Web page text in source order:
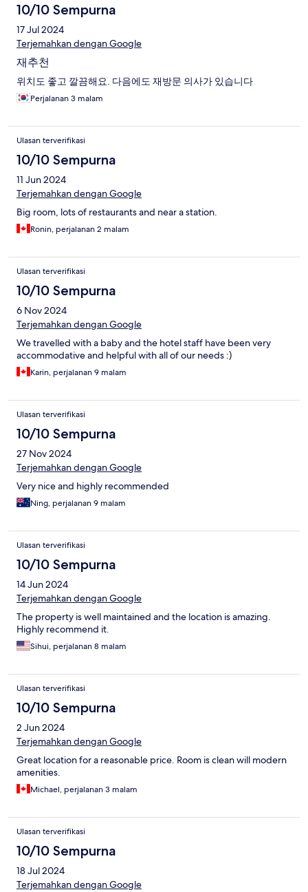
10/10 Sempurna
17 Jul 2024
Terjemahkan dengan Google
재추천
위치도 좋고 깔끔해요. 다음에도 재방문 의사가 있습니다
Perjalanan 3 malam
Ulasan terverifikasi
10/10 Sempurna
11 Jun 2024
Terjemahkan dengan Google
Big room, lots of restaurants and near a station.
Ronin, perjalanan 2 malam
Ulasan terverifikasi
10/10 Sempurna
6 Nov 2024
Terjemahkan dengan Google
We travelled with a baby and the hotel staff have been very
accommodative and helpful with all of our needs :)
Karin, perjalanan 9 malam
Ulasan terverifikasi
10/10 Sempurna
27 Nov 2024
Terjemahkan dengan Google
Very nice and highly recommended
Ning, perjalanan 9 malam
Ulasan terverifikasi
10/10 Sempurna
14 Jun 2024
Terjemahkan dengan Google
The property is well maintained and the location is amazing.
Highly recommend it.
Sihui, perjalanan 8 malam
Ulasan terverifikasi
10/10 Sempurna
2 Jun 2024
Terjemahkan dengan Google
Great location for a reasonable price. Room is clean will modern
amenities.
Michael, perjalanan 3 malam
Ulasan terverifikasi
10/10 Sempurna
18 Jul 2024
Terjemahkan dengan Google